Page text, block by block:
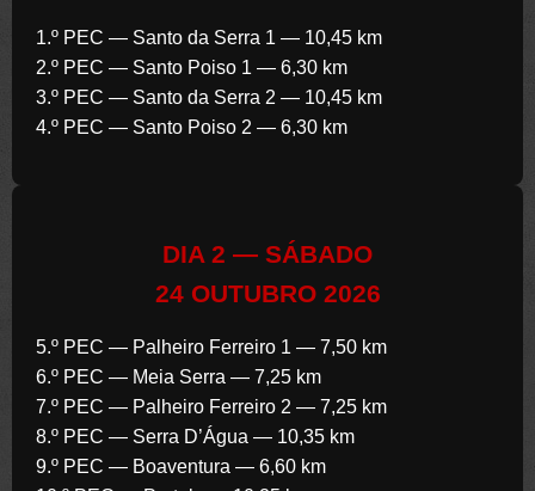
1.º PEC — Santo da Serra 1 — 10,45 km
2.º PEC — Santo Poiso 1 — 6,30 km
3.º PEC — Santo da Serra 2 — 10,45 km
4.º PEC — Santo Poiso 2 — 6,30 km
DIA 2 — SÁBADO
24 OUTUBRO 2026
5.º PEC — Palheiro Ferreiro 1 — 7,50 km
6.º PEC — Meia Serra — 7,25 km
7.º PEC — Palheiro Ferreiro 2 — 7,25 km
8.º PEC — Serra D’Água — 10,35 km
9.º PEC — Boaventura — 6,60 km